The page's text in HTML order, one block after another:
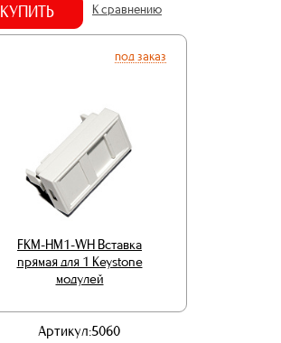
КУПИТЬ К сравнению
под заказ
FKM-HM1-WH Вставка
прямая для 1 Keystone
модулей
Артикул:5060